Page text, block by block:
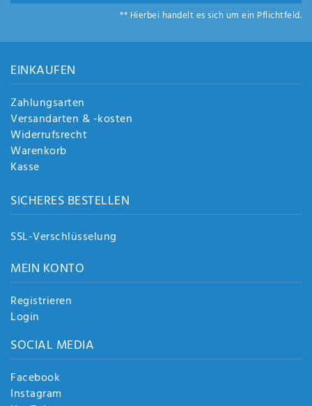
** Hierbei handelt es sich um ein Pflichtfeld.
EINKAUFEN
Zahlungsarten
Versandarten & -kosten
Widerrufsrecht
Warenkorb
Kasse
SICHERES BESTELLEN
SSL-Verschlüsselung
MEIN KONTO
Registrieren
Login
SOCIAL MEDIA
Facebook
Instagram